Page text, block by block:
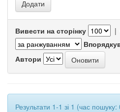
Вивести на сторінку |
Автори
Результати 1-1 зі 1 (час